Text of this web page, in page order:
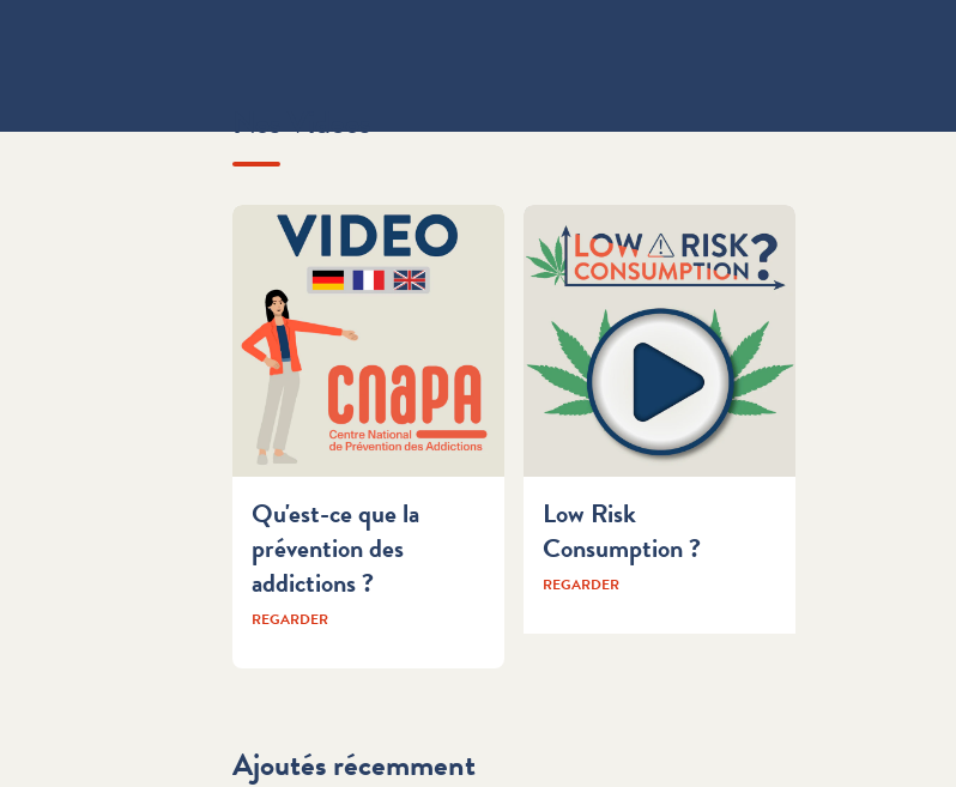
Nos Videos
Qu'est-ce que la
prévention des
addictions ?
REGARDER
Low Risk
Consumption ?
REGARDER
Ajoutés récemment